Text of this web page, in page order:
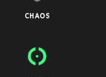
CHAOS